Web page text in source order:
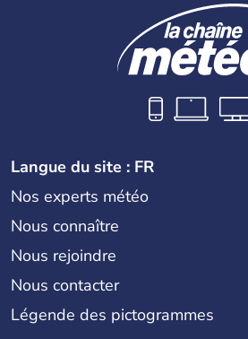
Langue du site : FR
Nos experts météo
Nous connaître
Nous rejoindre
Nous contacter
Légende des pictogrammes